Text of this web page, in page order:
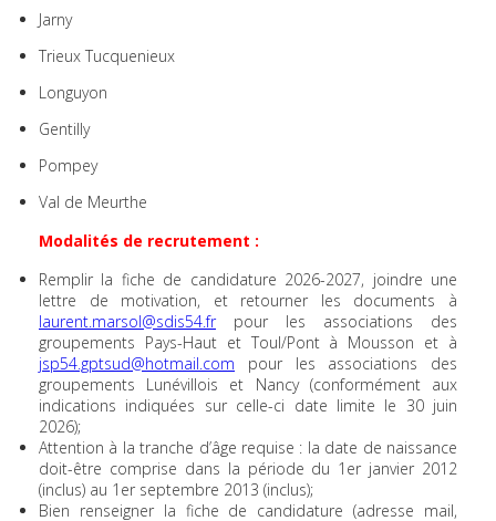
Jarny
Trieux Tucquenieux
Longuyon
Gentilly
Pompey
Val de Meurthe
Modalités de recrutement :
Remplir la fiche de candidature 2026-2027, joindre une
lettre de motivation, et retourner les documents à
laurent.marsol@sdis54.frpour les associations des
groupements Pays-Haut et Toul/Pont à Mousson et à
jsp54.gptsud@hotmail.com pour les associations des
groupements Lunévillois et Nancy (conformément aux
indications indiquées sur celle-ci date limite le 30 juin
2026);
Attention à la tranche d’âge requise : la date de naissance
doit-être comprise dans la période du 1er janvier 2012
(inclus) au 1er septembre 2013 (inclus);
Bien renseigner la fiche de candidature (adresse mail,